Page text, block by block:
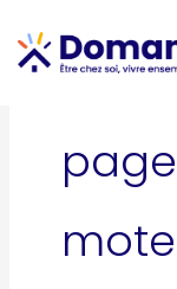
au
contenu